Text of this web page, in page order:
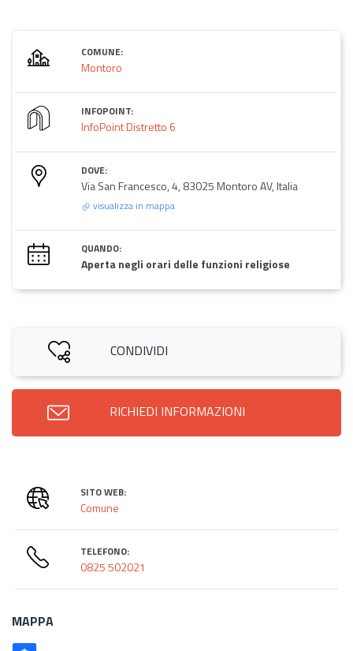
COMUNE:
Montoro
INFOPOINT:
InfoPoint Distretto 6
DOVE:
Via San Francesco, 4, 83025 Montoro AV, Italia
visualizza in mappa
QUANDO:
Aperta negli orari delle funzioni religiose
CONDIVIDI
RICHIEDI INFORMAZIONI
SITO WEB:
Comune
TELEFONO:
0825 502021
MAPPA